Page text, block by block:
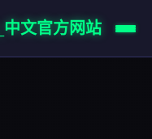
文官方网站